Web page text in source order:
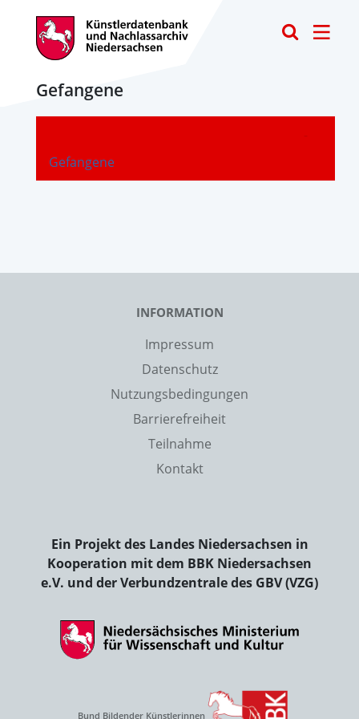
Gefangene
Gefangene
-
INFORMATION
Impressum
Datenschutz
Nutzungsbedingungen
Barrierefreiheit
Teilnahme
Kontakt
Ein Projekt des Landes Niedersachsen in
Kooperation mit dem BBK Niedersachsen
e.V. und der Verbundzentrale des GBV (VZG)
Bund Bildender Künstlerinnen